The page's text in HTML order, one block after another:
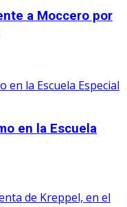
a Moccero por
en la Escuela